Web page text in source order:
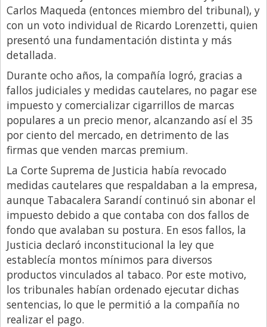
Carlos Maqueda (entonces miembro del tribunal), y
con un voto individual de Ricardo Lorenzetti, quien
presentó una fundamentación distinta y más
detallada.
Durante ocho años, la compañía logró, gracias a
fallos judiciales y medidas cautelares, no pagar ese
impuesto y comercializar cigarrillos de marcas
populares a un precio menor, alcanzando así el 35
por ciento del mercado, en detrimento de las
firmas que venden marcas premium.
La Corte Suprema de Justicia había revocado
medidas cautelares que respaldaban a la empresa,
aunque Tabacalera Sarandí continuó sin abonar el
impuesto debido a que contaba con dos fallos de
fondo que avalaban su postura. En esos fallos, la
Justicia declaró inconstitucional la ley que
establecía montos mínimos para diversos
productos vinculados al tabaco. Por este motivo,
los tribunales habían ordenado ejecutar dichas
sentencias, lo que le permitió a la compañía no
realizar el pago.